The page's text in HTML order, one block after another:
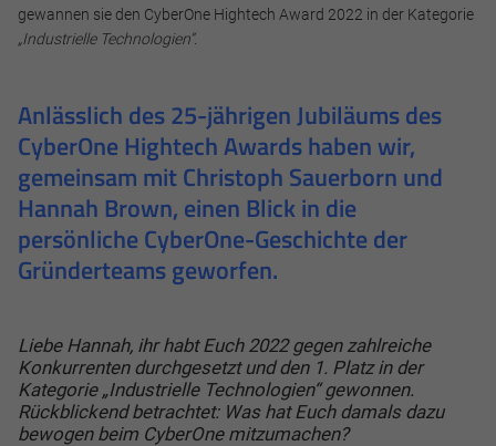
gewannen sie den CyberOne Hightech Award 2022 in der Kategorie
„Industrielle Technologien“.
Anlässlich des 25-jährigen Jubiläums des
CyberOne Hightech Awards haben wir,
gemeinsam mit Christoph Sauerborn und
Hannah Brown, einen Blick in die
persönliche CyberOne-Geschichte der
Gründerteams geworfen.
Liebe Hannah, ihr habt Euch 2022 gegen zahlreiche
Konkurrenten durchgesetzt und den 1. Platz in der
Kategorie „Industrielle Technologien“ gewonnen.
Rückblickend betrachtet: Was hat Euch damals dazu
bewogen beim CyberOne mitzumachen?